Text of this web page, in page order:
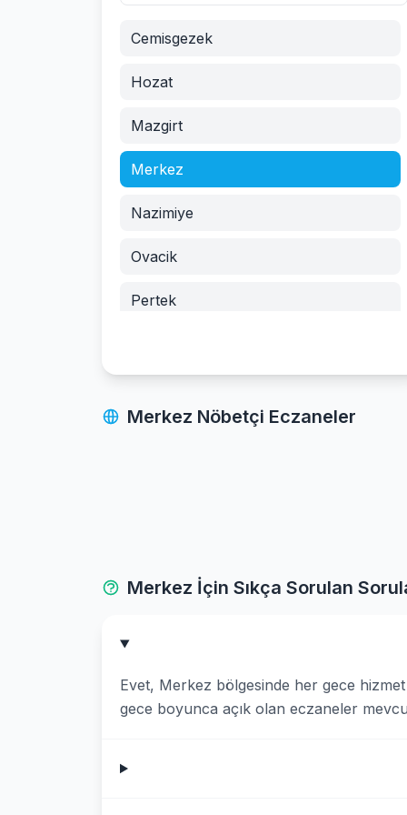
Cemisgezek
Hozat
Mazgirt
Merkez
Nazimiye
Ovacik
Pertek
Merkez Nöbetçi Eczaneler
Merkez İçin Sıkça Sorulan
Evet, Merkez bölgesinde her gece
gece boyunca açık olan eczaneler